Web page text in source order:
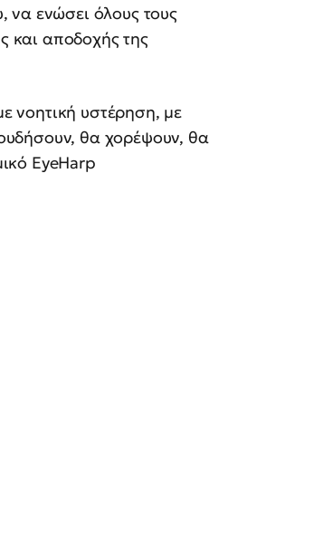
να ενώσει όλους τους
και αποδοχής της
νοητική υστέρηση, με
θα χορέψουν, θα
EyeHarp